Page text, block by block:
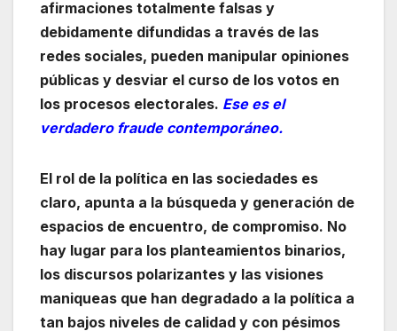
afirmaciones totalmente falsas y
debidamente difundidas a través de las
redes sociales, pueden manipular opiniones
públicas y desviar el curso de los votos en
los procesos electorales. Ese es el
verdadero fraude contemporáneo.
El rol de la política en las sociedades es
claro, apunta a la búsqueda y generación de
espacios de encuentro, de compromiso. No
hay lugar para los planteamientos binarios,
los discursos polarizantes y las visiones
maniqueas que han degradado a la política a
tan bajos niveles de calidad y con pésimos